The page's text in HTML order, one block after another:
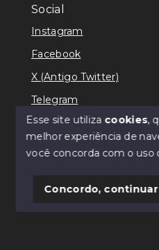
Olá! Estamos
Social
Instagram
Facebook
X (Antigo Twitter)
Telegram
© Copyright 2026 - Ricardo
SITE PARA IMOBILIARIA
Esse site utiliza cookies,
melhor experiência de
você concorda com o uso
Concordo, continuar